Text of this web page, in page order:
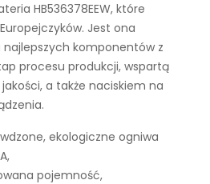
HB536378EEW, które
Jest ona
komponentów z
procesu produkcji, wspartą
a także naciskiem na
ekologiczne ogniwa
pojemność,